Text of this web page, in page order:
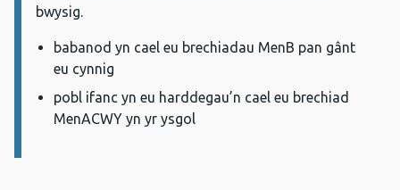
bwysig.
babanod yn cael eu brechiadau MenB pan gânt
eu cynnig
pobl ifanc yn eu harddegau’n cael eu brechiad
MenACWY yn yr ysgol